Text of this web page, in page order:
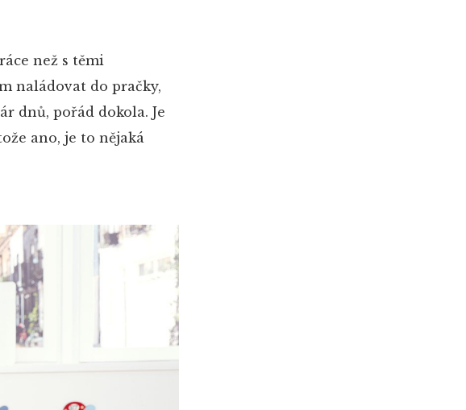
než s těmi
naládovat do pračky,
dnů, pořád dokola. Je
ano, je to nějaká